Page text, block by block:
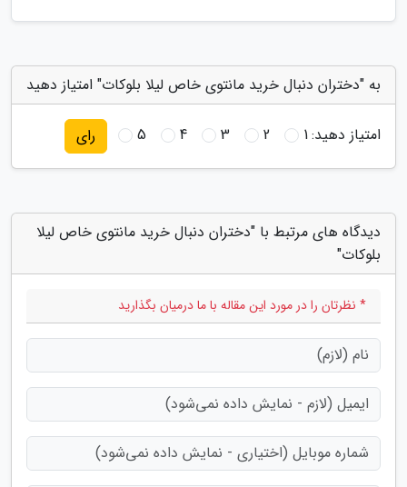
به "دختران دنبال خرید مانتوی خاص لیلا بلوکات" امتیاز دهید
امتیاز دهید:1
2
3
4
5 رای
دیدگاه های مرتبط با "دختران دنبال خرید مانتوی خاص لیلا
بلوکات"
* نظرتان را در مورد این مقاله با ما درمیان بگذارید